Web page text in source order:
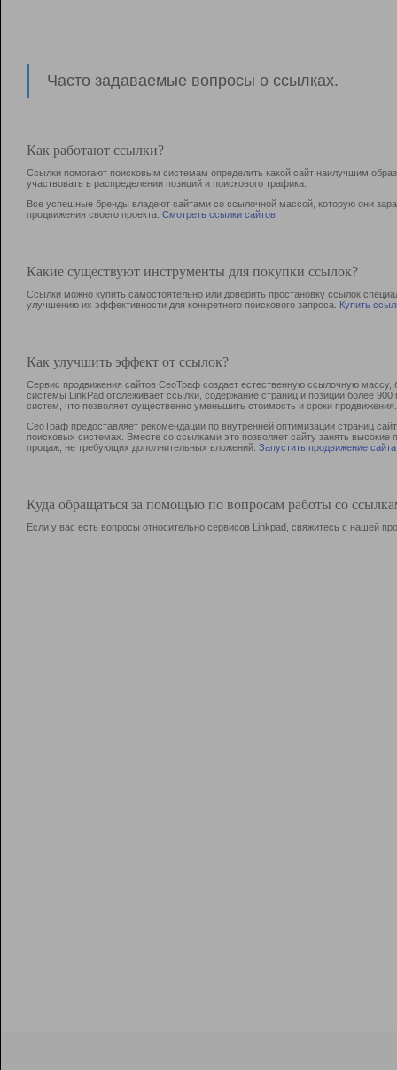
Часто задаваемые вопросы о ссылках.
Как работают ссылки?
Ссылки помогают поисковым системам определить какой сайт наилучшим
участвовать в раcпределении позиций и поискового трафика.
Все успешные бренды владеют сайтами со ссылочной массой, которую они
продвижения своего проекта. Смотреть ссылки сайтов
Какие существуют инструменты для покупки ссылок?
Ссылки можно купить самостоятельно или доверить простановку ссылок
улучшению их эффективности для конкретного поискового запроса. Купить
Как улучшить эффект от ссылок?
Сервис продвижения сайтов СеоТраф создает естественную ссылочную
системы LinkPad отслеживает ссылки, содержание страниц и позиции более
систем, что позволяет существенно уменьшить стоимость и сроки продвижения.
СеоТраф предоставляет рекомендации по внутренней оптимизации страниц
поисковых системах. Вместе со ссылками это позволяет сайту занять
продаж, не требующих дополнительных вложений. Запустить продвижение сайта
Куда обращаться за помощью по вопросам работы со
Если у вас есть вопросы относительно сервисов Linkpad, свяжитесь с нашей